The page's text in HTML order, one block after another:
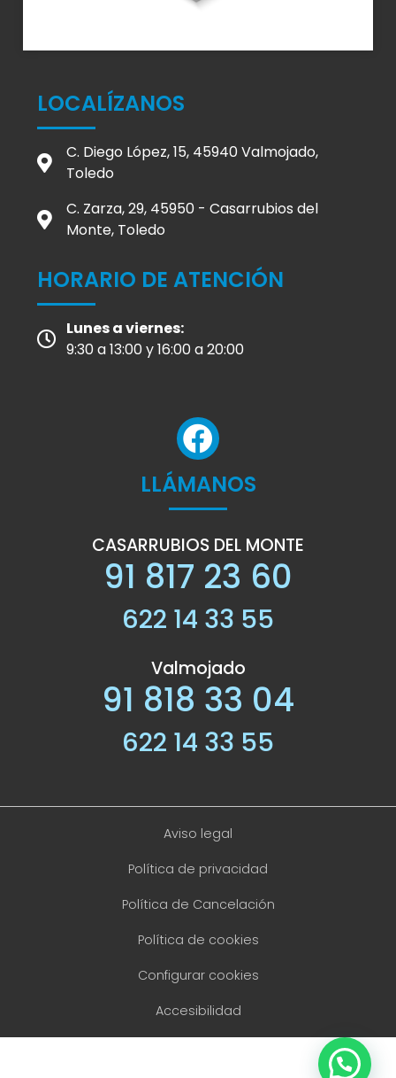
LOCALÍZANOS
C. Diego López, 15, 45940 Valmojado,
Toledo
C. Zarza, 29, 45950 - Casarrubios del
Monte, Toledo
HORARIO DE ATENCIÓN
Lunes a viernes:
9:30 a 13:00 y 16:00 a 20:00
LLÁMANOS
CASARRUBIOS DEL MONTE
91 817 23 60
622 14 33 55
Valmojado
91 818 33 04
622 14 33 55
Aviso legal
Política de privacidad
Política de Cancelación
Política de cookies
Configurar cookies
Accesibilidad